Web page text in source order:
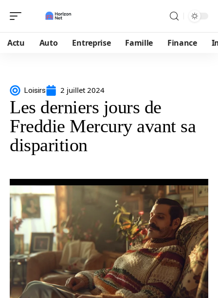
Actu Auto Entreprise Famille Finance
Loisirs 2 juillet 2024
Les derniers jours de
Freddie Mercury avant sa
disparition